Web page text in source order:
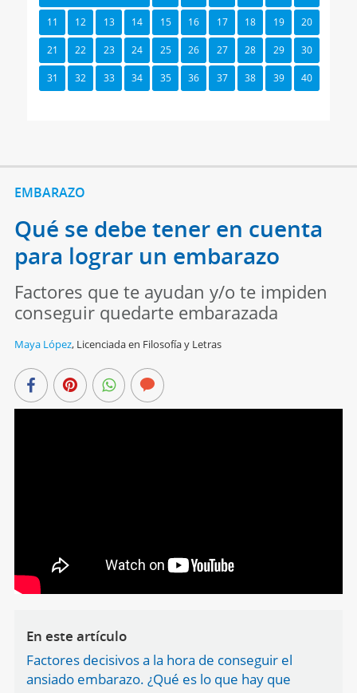
11 12 13 14 15 16 17 18 19 20
21 22 23 24 25 26 27 28 29 30
31 32 33 34 35 36 37 38 39 40
EMBARAZO
Qué se debe tener en cuenta
para lograr un embarazo
Factores que te ayudan y/o te impiden
conseguir quedarte embarazada
Maya López, Licenciada en Filosofía y Letras
En este artículo
Factores decisivos a la hora de conseguir el
ansiado embarazo. ¿Qué es lo que hay que